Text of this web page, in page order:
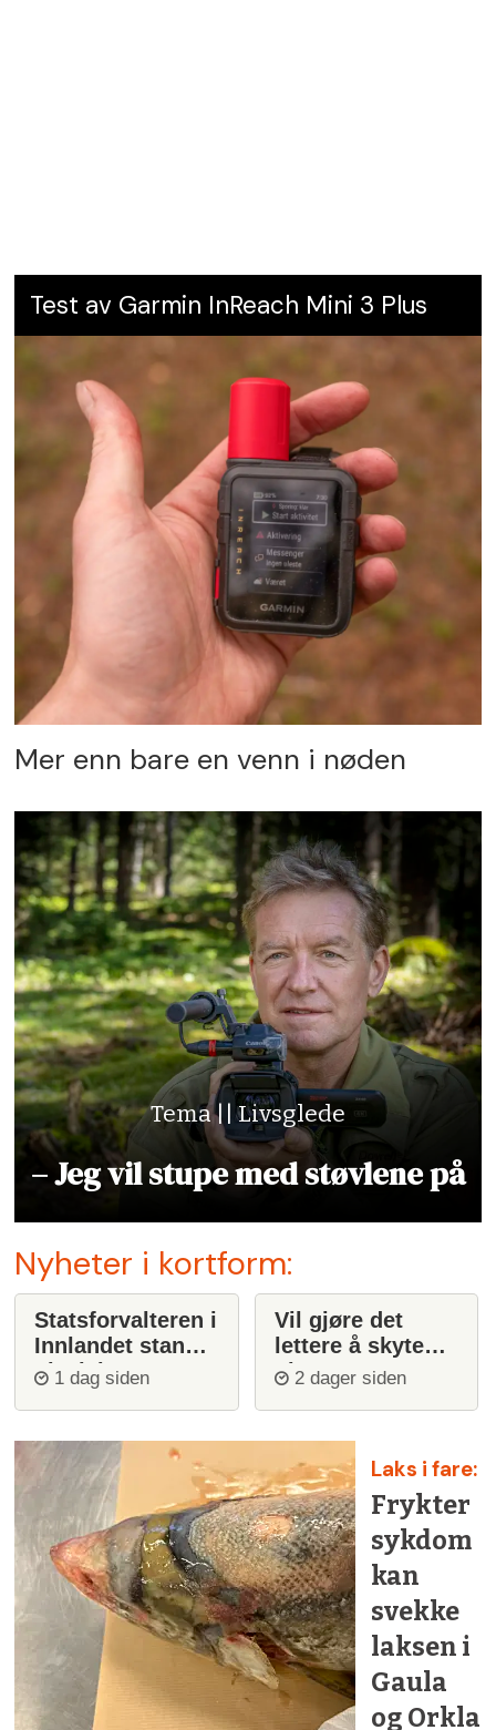
Test av Garmin InReach Mini 3 Plus
Mer enn bare en venn i nøden
Tema || Livsglede
– Jeg vil stupe med støvlene på
Nyheter i kortform:
Statsforvalteren i
Innlandet stanser
ulvejakt
1 dag siden
Vil gjøre det
lettere å skyte
ulv2 dager siden
Laks i fare:
Frykter
sykdom
kan
svekke
laksen i
Gaula
og Orkla